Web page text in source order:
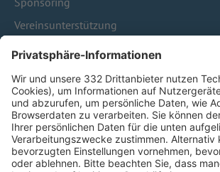
Vereinsunterstützung
Infothek
HÄUFIG BESUCHTE SEITEN
Pässe und Vereinswechsel
Trainerausbildung